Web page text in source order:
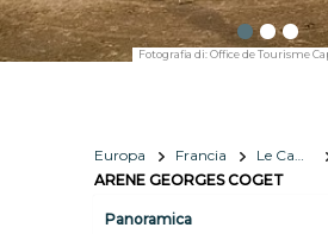
Fotografia di:Office de Tourisme
Europa Francia Le Cap d'Agde Méditerranée
ARENE GEORGES COGET
Panoramica